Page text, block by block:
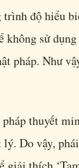
độ hiểu
sử
pháp. Như
thuyết
Do vậy,